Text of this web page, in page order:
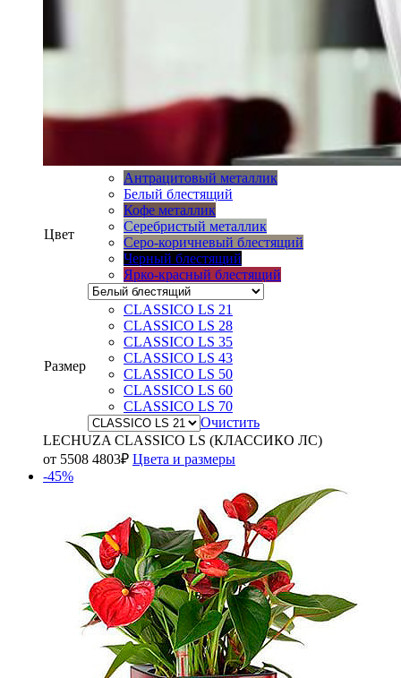
Цвет
Антрацитовый металлик
Белый блестящий
Кофе металлик
Серебристый металлик
Серо-коричневый блестящий
Черный блестящий
Ярко-красный блестящий
Размер
CLASSICO LS 21
CLASSICO LS 28
CLASSICO LS 35
CLASSICO LS 43
CLASSICO LS 50
CLASSICO LS 60
CLASSICO LS 70
Очистить
LECHUZA CLASSICO LS (КЛАССИКО ЛС)
от 5508 4803₽ Цвета и размеры
-45%